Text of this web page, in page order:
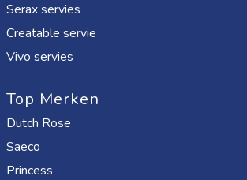
Serax servies
Creatable servie
Vivo servies
Top Merken
Dutch Rose
Saeco
Princess